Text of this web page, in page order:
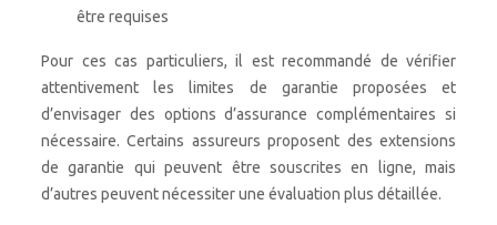
être requises
Pour ces cas particuliers, il est recommandé de vérifier
attentivement les limites de garantie proposées et
d’envisager des options d’assurance complémentaires si
nécessaire. Certains assureurs proposent des extensions
de garantie qui peuvent être souscrites en ligne, mais
d’autres peuvent nécessiter une évaluation plus détaillée.